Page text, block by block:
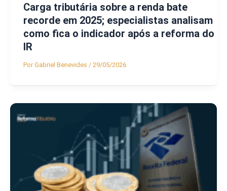
Carga tributária sobre a renda bate
recorde em 2025; especialistas analisam
como fica o indicador após a reforma do
IR
PorGabriel Benevides / 29/05/2026